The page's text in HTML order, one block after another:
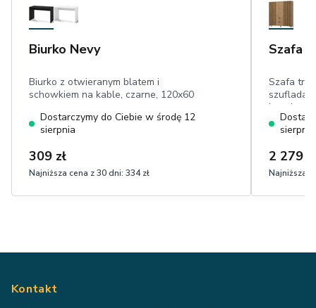
Biurko Nevy
Biurko z otwieranym blatem i
schowkiem na kable, czarne, 120x60
Dostarczymy do Ciebie w środę 12
sierpnia
309 zł
Najniższa cena z 30 dni: 334 zł
Szafa
Szafa
lamele
sierpnia
2 279
Najniższa
Kontakt